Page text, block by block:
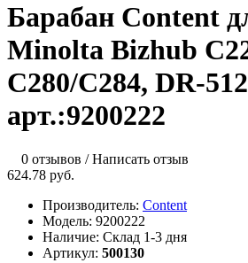
Барабан Content
Minolta Bizhub
С280/C284, DR-512
арт.:9200222
0 отзывов /Написать отзыв
624.78 руб.
Производитель: Content
Модель: 9200222
Наличие: Склад 1-3 дня
Артикул: 500130